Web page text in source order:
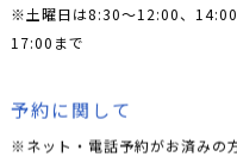
※土曜日は8:30〜12:00、
17:00まで
予約に関して
※ネット・電話予約がお済みの